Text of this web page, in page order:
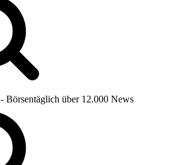
- Börsentäglich über 12.000 News